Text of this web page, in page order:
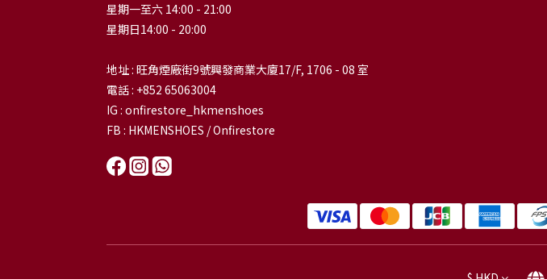
星期一至六 14:00 - 21:00
星期日14:00 - 20:00
地址 : 旺角煙廠街9號興發商業大廈17/F, 1706 - 08 室
電話 : +852 65063004
IG : onfirestore_hkmenshoes
FB : HKMENSHOES / Onfirestore